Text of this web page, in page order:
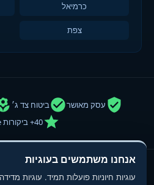
כרמיאל
צפת
עסק מאושר ביטוח צד ג׳
40+ ביקורות Google
תנאי שימוש מדיניות פרטיות
אנחנו משתמשים בעוגיות
עוגיות חיוניות פועלות תמיד. עוגיות